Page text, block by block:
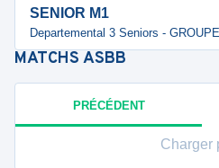
SENIOR M1
Departemental 3 Seniors -
MATCHS ASBB
PRÉCÉDENT
Charger